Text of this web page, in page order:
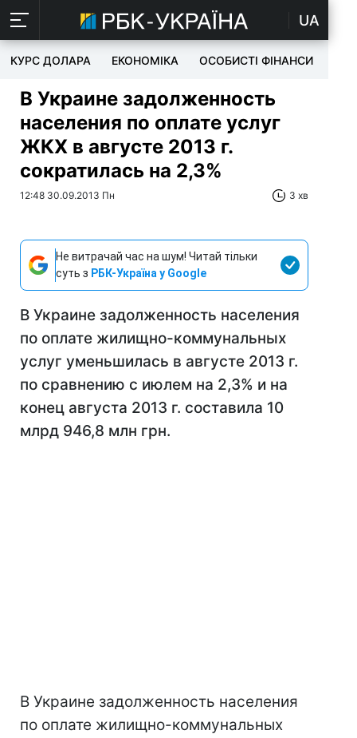
UA
КУРС ДОЛАРА ЕКОНОМІКА ОСОБИСТІ ФІНАНСИ
В Украине задолженность
населения по оплате услуг
ЖКХ в августе 2013 г.
сократилась на 2,3%
12:48 30.09.2013 Пн 3 хв
Не витрачай час на шум! Читай тільки
суть з РБК-Україна у Google
В Украине задолженность населения
по оплате жилищно-коммунальных
услуг уменьшилась в августе 2013 г.
по сравнению с июлем на 2,3% и на
конец августа 2013 г. составила 10
млрд 946,8 млн грн.
В Украине задолженность населения
по оплате жилищно-коммунальных